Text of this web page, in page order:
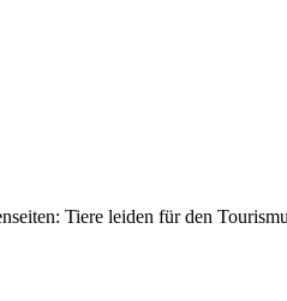
Tiere leiden für den